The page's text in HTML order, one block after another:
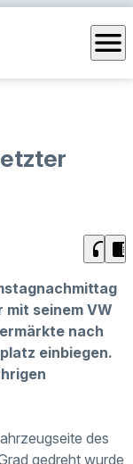
menu
headphones chrome_reader_mode
seinem VW
nach
einbiegen.
des
gedreht wurde